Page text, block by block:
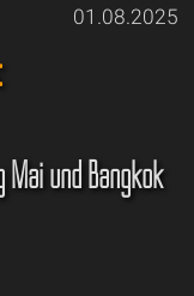
01.08.2025
Mai und Bangkok